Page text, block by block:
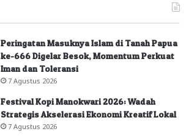
Peringatan Masuknya Islam di Tanah Papua
ke-666 Digelar Besok, Momentum Perkuat
Iman dan Toleransi
7 Agustus 2026
Festival Kopi Manokwari 2026: Wadah
Strategis Akselerasi Ekonomi Kreatif Lokal
7 Agustus 2026